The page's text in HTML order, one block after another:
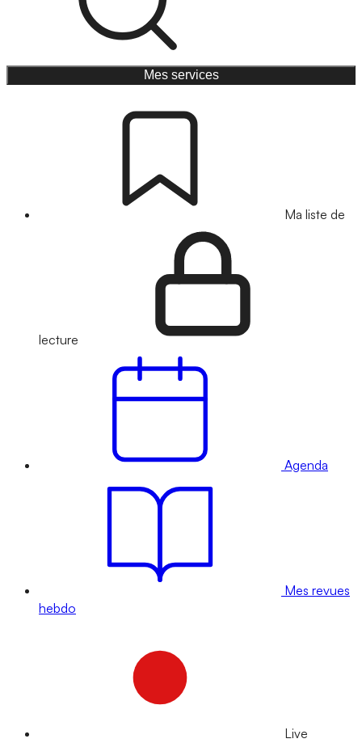
Mes services
Ma liste de
lecture
Agenda
Mes revues
hebdo
Live